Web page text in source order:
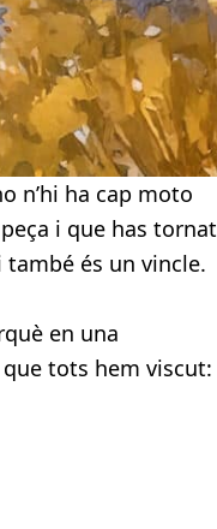
n’hi ha cap moto
i que has tornat
és un vincle.
en una
tots hem viscut: